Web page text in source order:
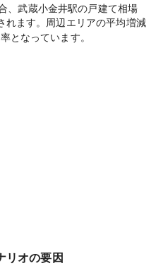
、武蔵小金井駅の戸建て相場
れます。周辺エリアの平均増減
となっています。
リオの要因